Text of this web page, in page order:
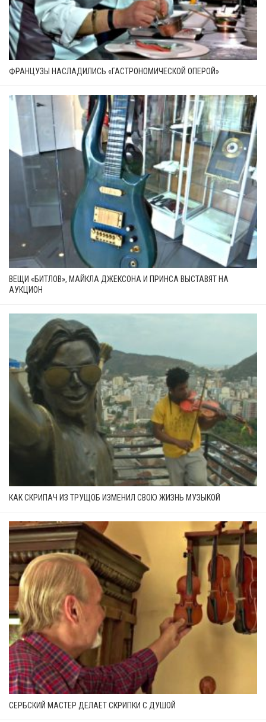
ФРАНЦУЗЫ НАСЛАДИЛИСЬ «ГАСТРОНОМИЧЕСКОЙ ОПЕРОЙ»
ВЕЩИ «БИТЛОВ», МАЙКЛА ДЖЕКСОНА И ПРИНСА ВЫСТАВЯТ НА
АУКЦИОН
КАК СКРИПАЧ ИЗ ТРУЩОБ ИЗМЕНИЛ СВОЮ ЖИЗНЬ МУЗЫКОЙ
СЕРБСКИЙ МАСТЕР ДЕЛАЕТ СКРИПКИ С ДУШОЙ